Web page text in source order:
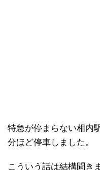
特急が停まらない相内
分ほど停車しました。
こういう話は結構聞き